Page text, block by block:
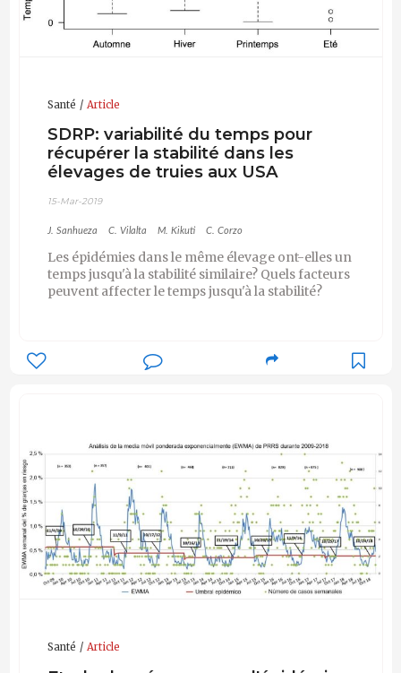
Santé Article
SDRP: variabilité du temps pour
récupérer la stabilité dans les
élevages de truies aux USA
15-Mar-2019
J. Sanhueza C. Vilalta M. Kikuti C. Corzo
Les épidémies dans le même élevage ont-elles un
temps jusqu'à la stabilité similaire? Quels facteurs
peuvent affecter le temps jusqu'à la stabilité?
Santé Article